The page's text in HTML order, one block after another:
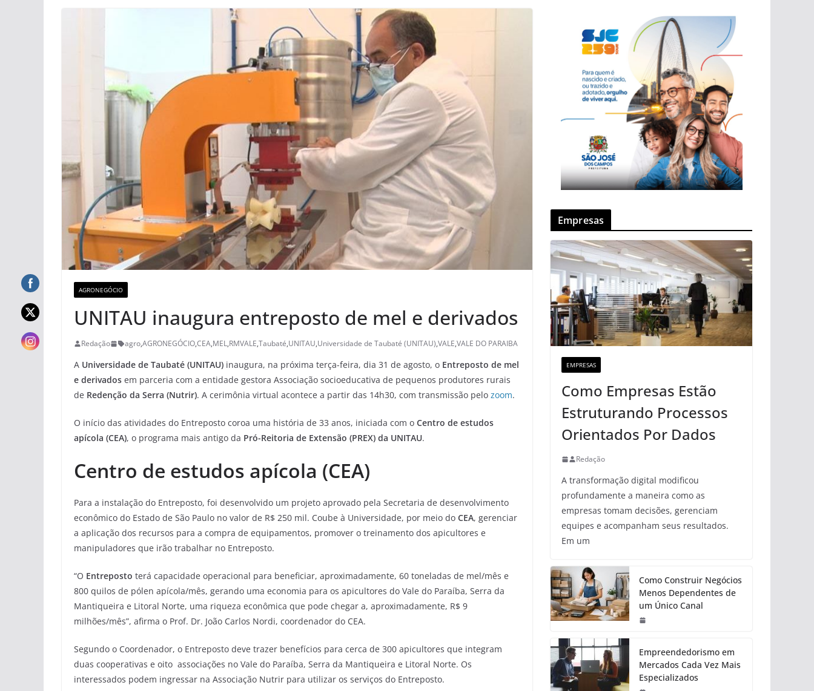
AGRONEGÓCIO
UNITAU inaugura entreposto de mel e derivados
Redação agro,AGRONEGÓCIO,CEA,MEL,RMVALE,Taubaté,UNITAU,Universidade de Taubaté (UNITAU),VALE,VALE DO PARAIBA
A Universidade de Taubaté (UNITAU) inaugura, na próxima terça-feira, dia 31 de agosto, o Entreposto de mel
e derivados em parceria com a entidade gestora Associação socioeducativa de pequenos produtores rurais
de Redenção da Serra (Nutrir). A cerimônia virtual acontece a partir das 14h30, com transmissão pelo zoom.
O início das atividades do Entreposto coroa uma história de 33 anos, iniciada com o Centro de estudos
apícola (CEA), o programa mais antigo da Pró-Reitoria de Extensão (PREX) da UNITAU.
Centro de estudos apícola (CEA)
Para a instalação do Entreposto, foi desenvolvido um projeto aprovado pela Secretaria de desenvolvimento
econômico do Estado de São Paulo no valor de R$ 250 mil. Coube à Universidade, por meio do CEA, gerenciar
a aplicação dos recursos para a compra de equipamentos, promover o treinamento dos apicultores e
manipuladores que irão trabalhar no Entreposto.
“O Entreposto terá capacidade operacional para beneficiar, aproximadamente, 60 toneladas de mel/mês e
800 quilos de pólen apícola/mês, gerando uma economia para os apicultores do Vale do Paraíba, Serra da
Mantiqueira e Litoral Norte, uma riqueza econômica que pode chegar a, aproximadamente, R$ 9
milhões/mês”, afirma o Prof. Dr. João Carlos Nordi, coordenador do CEA.
Segundo o Coordenador, o Entreposto deve trazer benefícios para cerca de 300 apicultores que integram
duas cooperativas e oito associações no Vale do Paraíba, Serra da Mantiqueira e Litoral Norte. Os
interessados podem ingressar na Associação Nutrir para utilizar os serviços do Entreposto.
Empresas
EMPRESAS
Como Empresas Estão
Estruturando Processos
Orientados Por Dados
Redação
A transformação digital modificou
profundamente a maneira como as
empresas tomam decisões, gerenciam
equipes e acompanham seus resultados.
Em um
Como Construir Negócios
Menos Dependentes de
um Único Canal
Empreendedorismo em
Mercados Cada Vez Mais
Especializados